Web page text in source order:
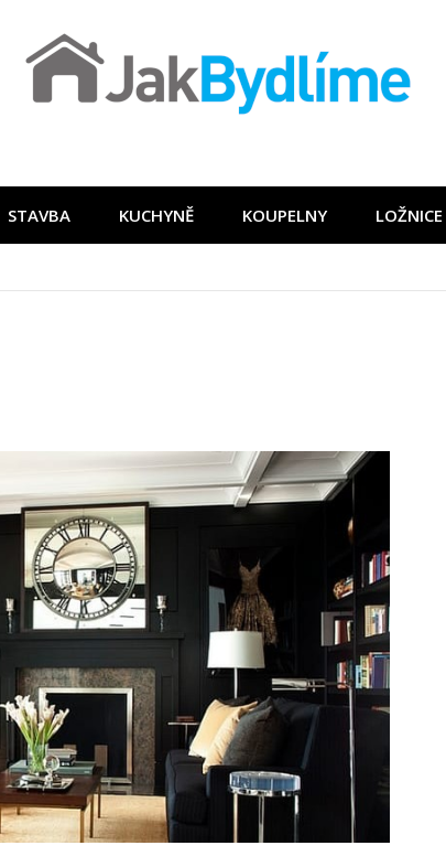
STAVBA KUCHYNĚ KOUPELNY LOŽNICE